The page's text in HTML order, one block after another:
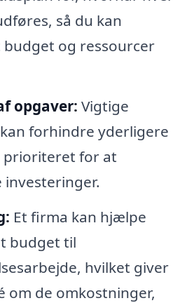
så du kan
og ressourcer
opgaver: Vigtige
forhindre yderligere
prioriteret for at
Et firma kan hjælpe
budget til
hvilket giver
om de omkostninger,